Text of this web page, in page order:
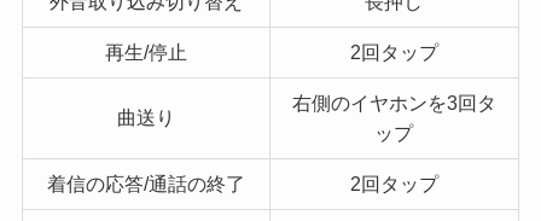
再生/停止 2回タップ
曲送り
右側のイヤホンを3回タ
ップ
着信の応答/通話の終了 2回タップ